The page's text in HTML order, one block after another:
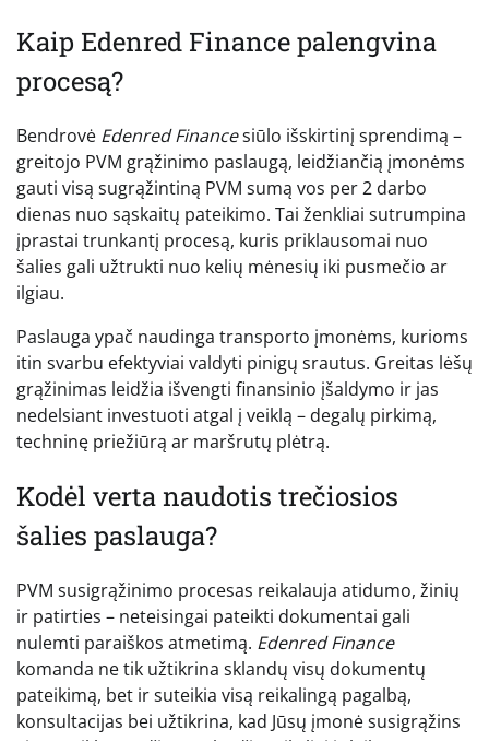
Kaip Edenred Finance palengvina
procesą?
Bendrovė Edenred Financesiūlo išskirtinį sprendimą –
greitojo PVM grąžinimo paslaugą, leidžiančią įmonėms
gauti visą sugrąžintiną PVM sumą vos per 2 darbo
dienas nuo sąskaitų pateikimo. Tai ženkliai sutrumpina
įprastai trunkantį procesą, kuris priklausomai nuo
šalies gali užtrukti nuo kelių mėnesių iki pusmečio ar
ilgiau.
Paslauga ypač naudinga transporto įmonėms, kurioms
itin svarbu efektyviai valdyti pinigų srautus. Greitas lėšų
grąžinimas leidžia išvengti finansinio įšaldymo ir jas
nedelsiant investuoti atgal į veiklą – degalų pirkimą,
techninę priežiūrą ar maršrutų plėtrą.
Kodėl verta naudotis trečiosios
šalies paslauga?
PVM susigrąžinimo procesas reikalauja atidumo, žinių
ir patirties – neteisingai pateikti dokumentai gali
nulemti paraiškos atmetimą. Edenred Finance
komanda ne tik užtikrina sklandų visų dokumentų
pateikimą, bet ir suteikia visą reikalingą pagalbą,
konsultacijas bei užtikrina, kad Jūsų įmonė susigrąžins